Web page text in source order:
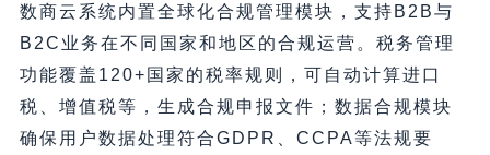
数商云系统内置全球化合规管理模块，支持B2B与
B2C业务在不同国家和地区的合规运营。税务管理
功能覆盖120+国家的税率规则，可自动计算进口
税、增值税等，生成合规申报文件；数据合规模块
确保用户数据处理符合GDPR、CCPA等法规要